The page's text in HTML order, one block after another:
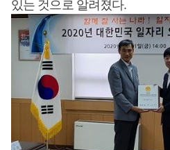
있는 것으로 알려졌다.